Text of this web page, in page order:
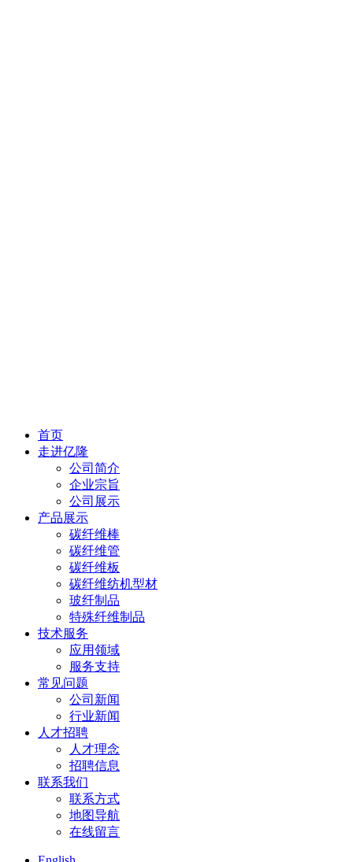
首页
走进亿隆
公司简介
企业宗旨
公司展示
产品展示
碳纤维棒
碳纤维管
碳纤维板
碳纤维纺机型材
玻纤制品
特殊纤维制品
技术服务
应用领域
服务支持
常见问题
公司新闻
行业新闻
人才招聘
人才理念
招聘信息
联系我们
联系方式
地图导航
在线留言